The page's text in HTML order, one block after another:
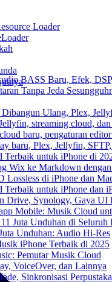
BASS Baru, Efek,
Tanpa Jeda
Ulang, Plex,
streaming cloud,
baru, pengaturan
baru, Plex, Jellyfin,
Terbaik untuk iPhone di
Wix ke Markdown
Lossless di iPhone dan
Terbaik untuk iPhone dan
Drive, Synology, Gaya UI
Mobile: Musik Cloud
Juta Unduhan di Seluruh
Unduhan: Audio Hi-Res
iPhone Terbaik di 2025
Pemutar Musik Cloud
VoiceOver, dan Lainnya
Sinkronisasi
Loader